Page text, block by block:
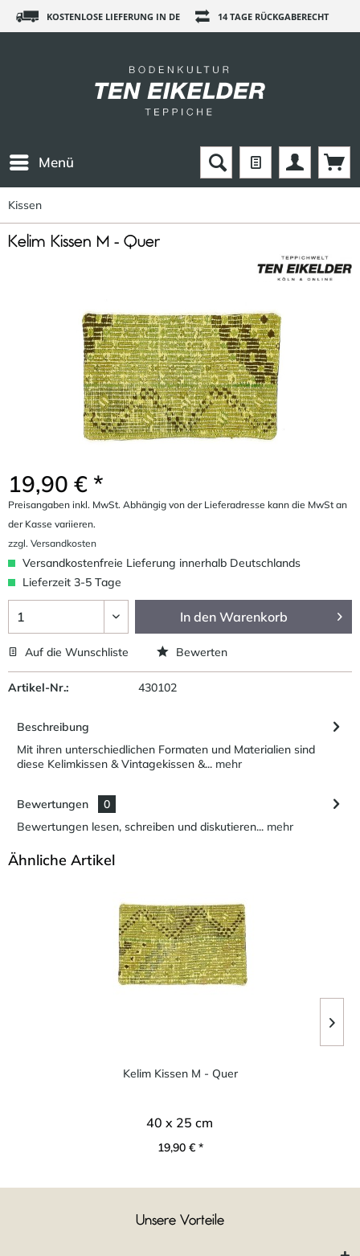
KOSTENLOSE LIEFERUNG IN DE 14 TAGE RÜCKGABERECHT
Menü
Kissen
Kelim Kissen M - Quer
19,90 € *
Preisangaben inkl. MwSt. Abhängig von der Lieferadresse kann die MwSt an
der Kasse variieren.
zzgl. Versandkosten
Versandkostenfreie Lieferung innerhalb Deutschlands
Lieferzeit 3-5 Tage
In den Warenkorb
Auf die Wunschliste Bewerten
Artikel-Nr.: 430102
Beschreibung
Mit ihren unterschiedlichen Formaten und Materialien sind
diese Kelimkissen & Vintagekissen &... mehr
Bewertungen
0
Bewertungen lesen, schreiben und diskutieren... mehr
Ähnliche Artikel
Kelim Kissen M - Quer
40 x 25 cm
19,90 € *
Unsere Vorteile